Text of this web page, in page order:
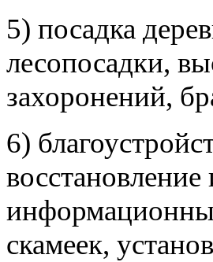
5) посадка
лесопосадки,
захоронений,
6)
скамеек,